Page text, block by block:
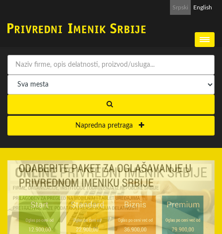
Srpski English
Napredna pretraga